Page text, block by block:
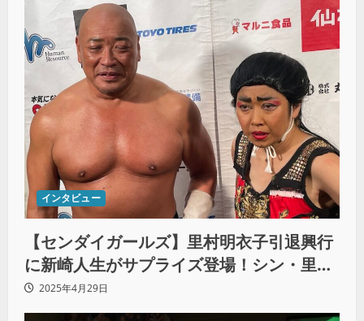
インタビュー
【センダイガールズ】里村明衣子引退興行
に新崎人生がサプライズ登場！シン・里村
とタッグ結成
2025年4月29日